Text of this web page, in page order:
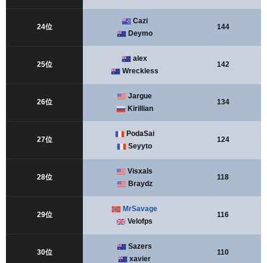
24位
Cazi
Deymo
144
25位
alex
Wreckless
142
26位
Jargue
Kirillian
134
27位
PodaSai
Seyyto
124
28位
Visxals
Braydz
118
29位
MrSavage
Velofps
116
30位
Sazers
xavier
110